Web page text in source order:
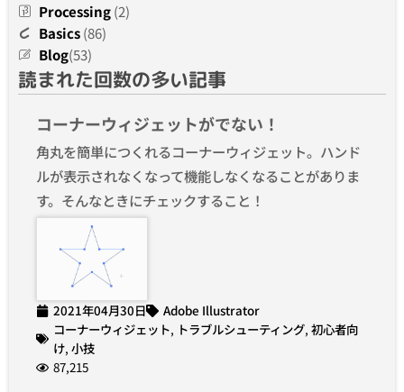
Processing(2)
Basics(86)
Blog(53)
読まれた回数の多い記事
コーナーウィジェットがでない！
角丸を簡単につくれるコーナーウィジェット。ハンド
ルが表示されなくなって機能しなくなることがありま
す。そんなときにチェックすること！
2021年04月30日
Adobe Illustrator
コーナーウィジェット, トラブルシューティング, 初心者向
け, 小技
87,215